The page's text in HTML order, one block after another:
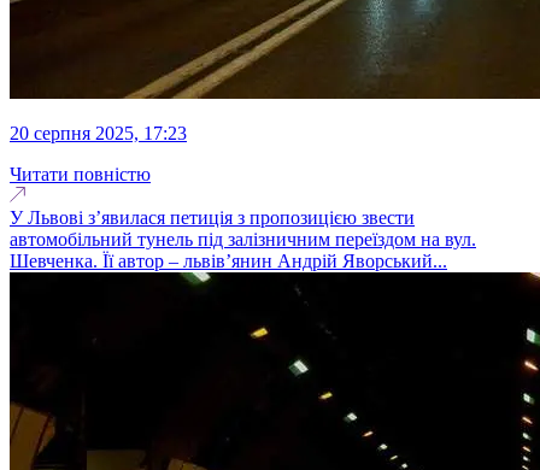
20 серпня 2025, 17:23
Читати повністю
У Львові з’явилася петиція з пропозицією звести
автомобільний тунель під залізничним переїздом на вул.
Шевченка. Її автор – львів’янин Андрій Яворський...